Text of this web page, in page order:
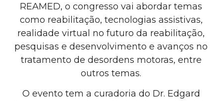
REAMED, o congresso vai abordar temas
como reabilitação, tecnologias assistivas,
realidade virtual no futuro da reabilitação,
pesquisas e desenvolvimento e avanços no
tratamento de desordens motoras, entre
outros temas.
O evento tem a curadoria do Dr. Edgard